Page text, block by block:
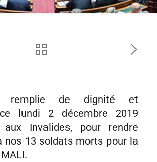
remplie de dignité et
ce lundi 2 décembre 2019
aux Invalides, pour rendre
nos 13 soldats morts pour la